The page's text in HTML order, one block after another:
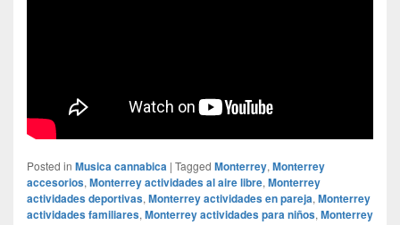
Posted in Musica cannabica | Tagged Monterrey, Monterrey
accesorios, Monterrey actividades al aire libre, Monterrey
actividades deportivas, Monterrey actividades en pareja, Monterrey
actividades familiares, Monterrey actividades para niños, Monterrey